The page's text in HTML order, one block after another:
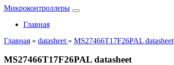
Микроконтроллеры
Главная
Главная » datasheet » MS27466T17F26PAL datasheet
MS27466T17F26PAL datasheet